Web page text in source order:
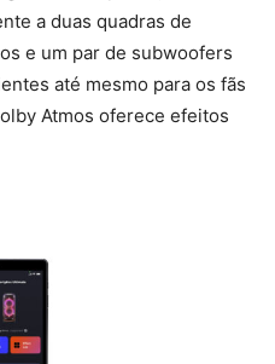
a duas quadras de
e um par de subwoofers
até mesmo para os fãs
Atmos oferece efeitos